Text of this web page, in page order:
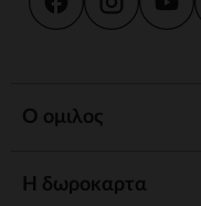
Ο ομιλος
Η δωροκαρτα